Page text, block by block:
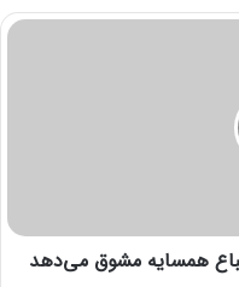
همسایه مشوق می‌دهد